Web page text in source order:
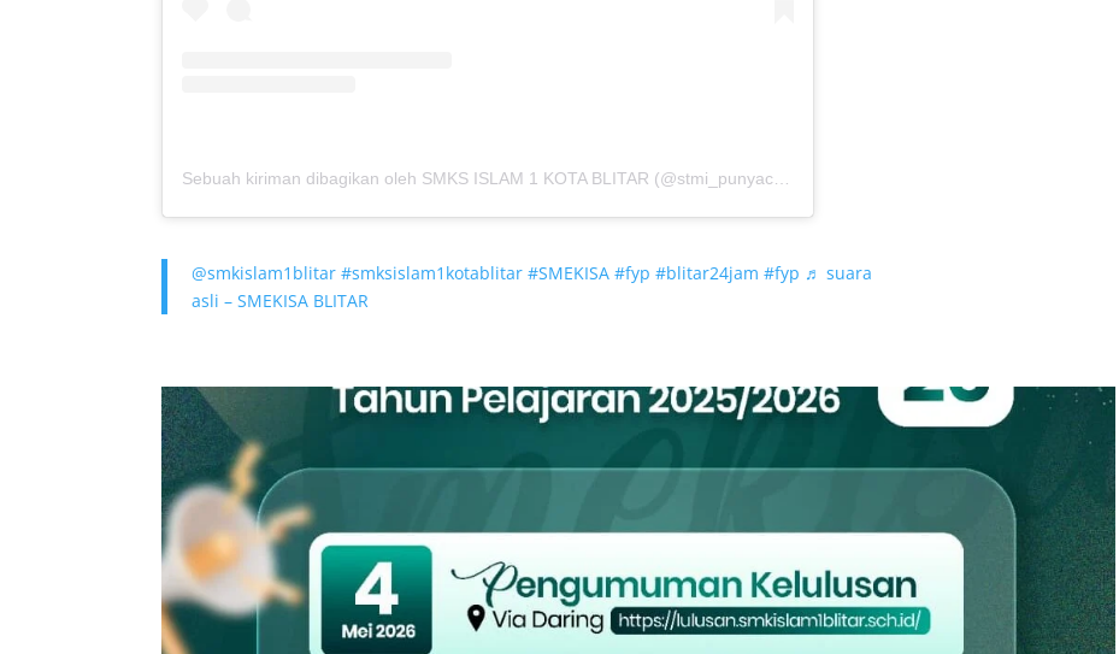
@smkislam1blitar #smksislam1kotablitar #SMEKISA #fyp #blitar24jam #fyp ♬ suara
asli – SMEKISA BLITAR